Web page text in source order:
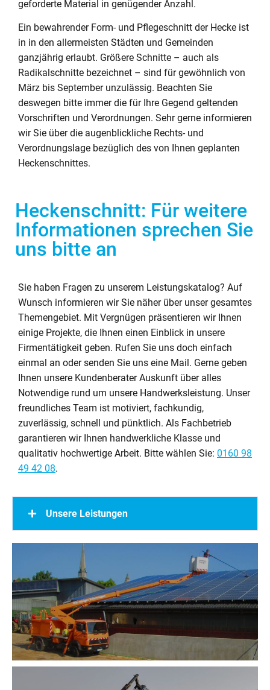
geforderte Material in genügender Anzahl.
Ein bewahrender Form- und Pflegeschnitt der Hecke ist
in in den allermeisten Städten und Gemeinden
ganzjährig erlaubt. Größere Schnitte – auch als
Radikalschnitte bezeichnet – sind für gewöhnlich von
März bis September unzulässig. Beachten Sie
deswegen bitte immer die für Ihre Gegend geltenden
Vorschriften und Verordnungen. Sehr gerne informieren
wir Sie über die augenblickliche Rechts- und
Verordnungslage bezüglich des von Ihnen geplanten
Heckenschnittes.
Heckenschnitt: Für weitere
Informationen sprechen Sie
uns bitte an
Sie haben Fragen zu unserem Leistungskatalog? Auf
Wunsch informieren wir Sie näher über unser gesamtes
Themengebiet. Mit Vergnügen präsentieren wir Ihnen
einige Projekte, die Ihnen einen Einblick in unsere
Firmentätigkeit geben. Rufen Sie uns doch einfach
einmal an oder senden Sie uns eine Mail. Gerne geben
Ihnen unsere Kundenberater Auskunft über alles
Notwendige rund um unsere Handwerksleistung. Unser
freundliches Team ist motiviert, fachkundig,
zuverlässig, schnell und pünktlich. Als Fachbetrieb
garantieren wir Ihnen handwerkliche Klasse und
qualitativ hochwertige Arbeit. Bitte wählen Sie: 0160 98
49 42 08.
Unsere Leistungen